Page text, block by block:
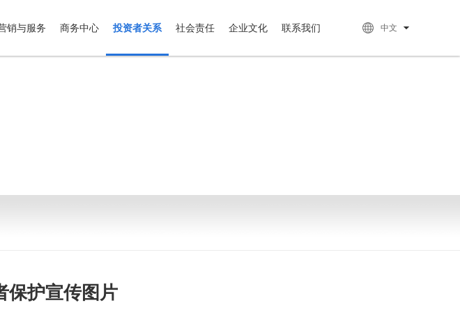
销与服务 商务中心 投资者关系 社会责任 企业文化 联系我们 中文
保护宣传图片